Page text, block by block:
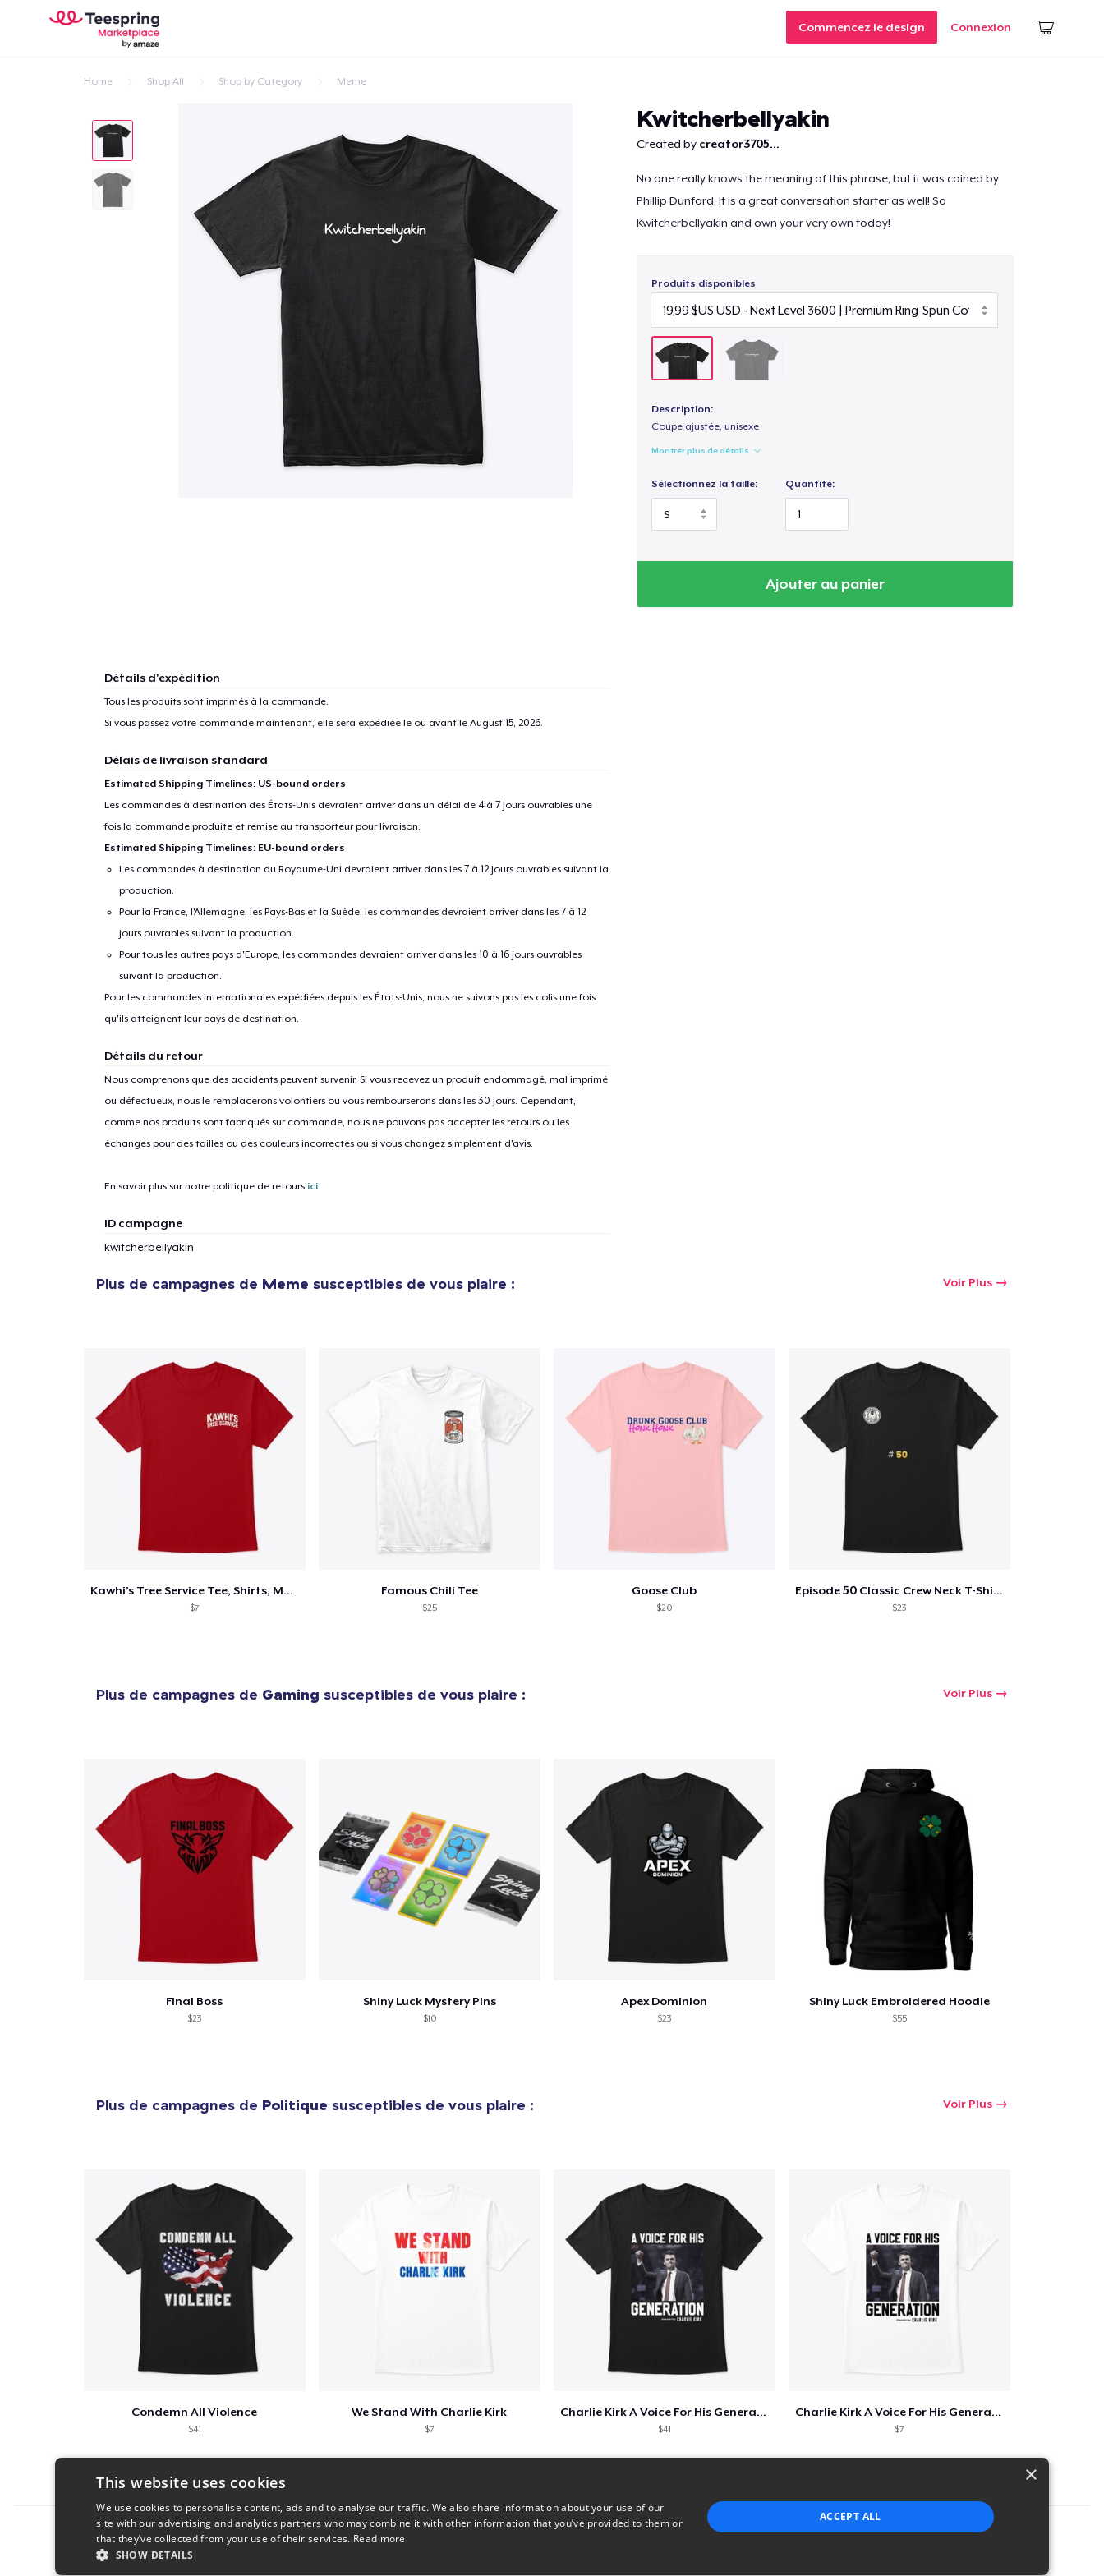
Commencez le design Connexion
Home Shop All Shop by Category Meme
Kwitcherbellyakin
Created by creator3705...
No one really knows the meaning of this phrase, but it was coined by
Phillip Dunford. It is a great conversation starter as well! So
Kwitcherbellyakin and own your very own today!
Produits disponibles
Description:
Coupe ajustée, unisexe
Montrer plus de détails
Sélectionnez la taille: Quantité:
Ajouter au panier
Détails d'expédition
Tous les produits sont imprimés à la commande.
Si vous passez votre commande maintenant, elle sera expédiée le ou avant le August 15, 2026.
Délais de livraison standard
Estimated Shipping Timelines: US-bound orders
Les commandes à destination des États-Unis devraient arriver dans un délai de 4 à 7 jours ouvrables une
fois la commande produite et remise au transporteur pour livraison.
Estimated Shipping Timelines: EU-bound orders
Les commandes à destination du Royaume-Uni devraient arriver dans les 7 à 12 jours ouvrables suivant la
production.
Pour la France, l'Allemagne, les Pays-Bas et la Suède, les commandes devraient arriver dans les 7 à 12
jours ouvrables suivant la production.
Pour tous les autres pays d'Europe, les commandes devraient arriver dans les 10 à 16 jours ouvrables
suivant la production.
Pour les commandes internationales expédiées depuis les États-Unis, nous ne suivons pas les colis une fois
qu'ils atteignent leur pays de destination.
Détails du retour
Nous comprenons que des accidents peuvent survenir. Si vous recevez un produit endommagé, mal imprimé
ou défectueux, nous le remplacerons volontiers ou vous rembourserons dans les 30 jours. Cependant,
comme nos produits sont fabriqués sur commande, nous ne pouvons pas accepter les retours ou les
échanges pour des tailles ou des couleurs incorrectes ou si vous changez simplement d'avis.
En savoir plus sur notre politique de retours ici.
ID campagne
kwitcherbellyakin
Plus de campagnes de Meme susceptibles de vous plaire : Voir Plus
Kawhi’s Tree Service Tee, Shirts, Mug
$7
Famous Chili Tee
$25
Goose Club
$20
Episode 50 Classic Crew Neck T-Shirt
$23
Plus de campagnes de Gaming susceptibles de vous plaire : Voir Plus
Final Boss
$23
Shiny Luck Mystery Pins
$10
Apex Dominion
$23
Shiny Luck Embroidered Hoodie
$55
Plus de campagnes de Politique susceptibles de vous plaire : Voir Plus
Condemn All Violence
$41
We Stand With Charlie Kirk
$7
Charlie Kirk A Voice For His Generation
$41
Charlie Kirk A Voice For His Generation
$7
Report this product
article ajouté au
Next Level 3600 | Premium Ring-Spun Cotton T-Shirt
19,99 $US
Women's Classic Tee
Continuer
×
This website uses cookies
We use cookies to personalise content, ads and to analyse our traffic. We also share information about your use of our
site with our advertising and analytics partners who may combine it with other information that you’ve provided to them or
that they’ve collected from your use of their services. Read more
SHOW DETAILS
ACCEPT ALL